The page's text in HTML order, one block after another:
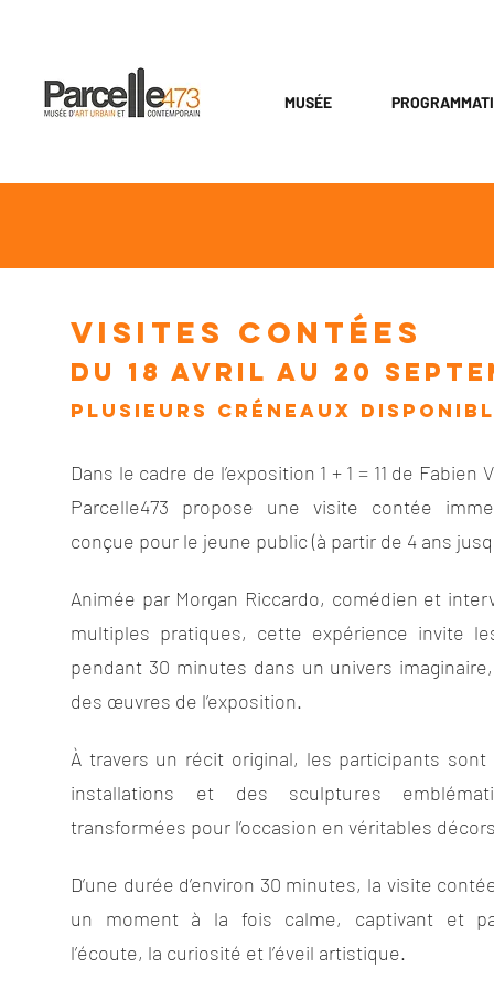
MUSÉE
VISITES CONTÉES
DU 18 AVRIL AU 20
Plusieurs créneaux
Dans le cadre de l’exposition 1 + 1 = 11 de
Parcelle473 propose une visite contée
conçue pour le jeune public (à partir de 4 ans
Animée par Morgan Riccardo, comédien et
multiples pratiques, cette expérience invite
pendant 30 minutes dans un univers
des œuvres de l’exposition.
À travers un récit original, les participants
installations et des sculptures
transformées pour l’occasion en véritables
D’une durée d’environ 30 minutes, la visite
un moment à la fois calme, captivant et
l’écoute, la curiosité et l’éveil artistique.